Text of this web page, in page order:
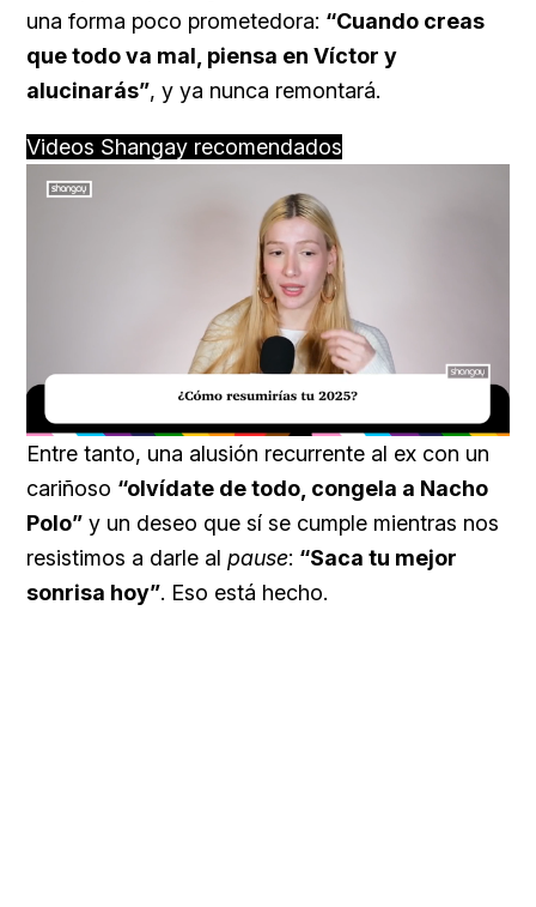
una forma poco prometedora: “Cuando creas
que todo va mal, piensa en Víctor y
alucinarás”, y ya nunca remontará.
Videos Shangay recomendados
Unmute Loaded:
34.00%
Entre tanto, una alusión recurrente al ex con un
cariñoso “olvídate de todo, congela a Nacho
Polo” y un deseo que sí se cumple mientras nos
resistimos a darle al pause: “Saca tu mejor
sonrisa hoy”. Eso está hecho.